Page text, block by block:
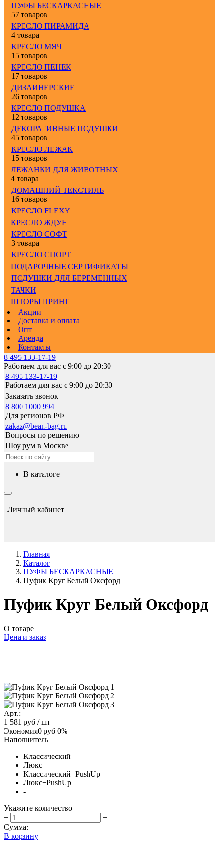
ПУФЫ БЕСКАРКАСНЫЕ
57 товаров
КРЕСЛО ПИРАМИДА
4 товара
КРЕСЛО МЯЧ
15 товаров
КРЕСЛО ПЕНЕК
17 товаров
ДИЗАЙНЕРСКИЕ
26 товаров
КРЕСЛО ПОДУШКА
12 товаров
ДЕКОРАТИВНЫЕ ПОДУШКИ
45 товаров
КРЕСЛО ЛЕЖАК
15 товаров
ЛЕЖАНКИ ДЛЯ ЖИВОТНЫХ
4 товара
ДОМАШНИЙ ТЕКСТИЛЬ
16 товаров
КРЕСЛО FLEXY
КРЕСЛО ЖДУН
КРЕСЛО СОФТ
3 товара
КРЕСЛО СПОРТ
ПОДАРОЧНЫЕ СЕРТИФИКАТЫ
ПОДУШКИ ДЛЯ БЕРЕМЕННЫХ
ТАЧКИ
ШТОРЫ ПРИНТ
Акции
Доставка и оплата
Опт
Аренда
Контакты
8 495 133-17-19
Работаем для вас с 9:00 до 20:30
8 495 133-17-19
Работаем для вас с 9:00 до 20:30
Заказать звонок
8 800 1000 994
Для регионов РФ
zakaz@bean-bag.ru
Вопросы по решению
Шоу рум в Москве
в каталоге
Личный кабинет
Главная
Каталог
ПУФЫ БЕСКАРКАСНЫЕ
Пуфик Круг Белый Оксфорд
Пуфик Круг Белый Оксфорд
О товаре
Цена и заказ
Арт.:
1 581 руб / шт
Экономия0 руб 0%
Наполнитель
Классический
Люкс
Классический+PushUp
Люкс+PushUp
-
Укажите количество
−
+
Сумма:
В корзину